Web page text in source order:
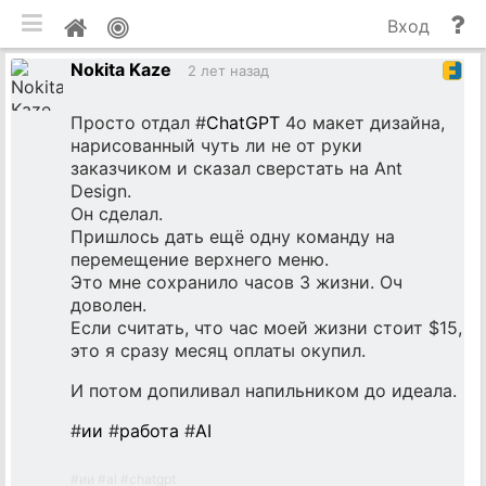
Мой
профиль
и
Вход
Nokita Kaze
2 лет назад
Просто отдал #ChatGPT 4o макет дизайна,
нарисованный чуть ли не от руки
заказчиком и сказал сверстать на Ant
Design.
Он сделал.
Пришлось дать ещё одну команду на
перемещение верхнего меню.
Это мне сохранило часов 3 жизни. Оч
доволен.
Если считать, что час моей жизни стоит $15,
это я сразу месяц оплаты окупил.
И потом допиливал напильником до идеала.
#ии #работа #AI
мобильная версия